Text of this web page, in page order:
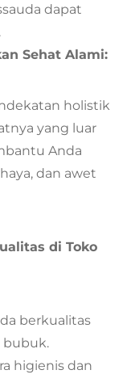
dapat
Sehat Alami:
holistik
yang luar
Anda
dan awet
di Toko
berkualitas
bubuk.
higienis dan